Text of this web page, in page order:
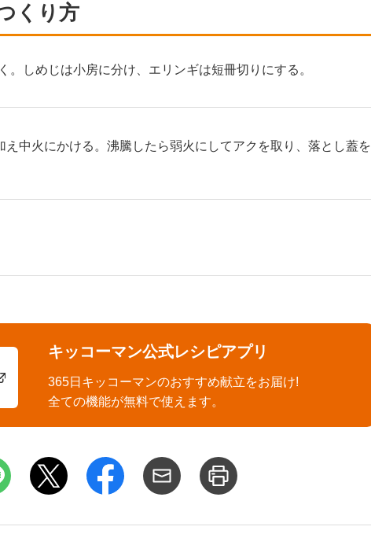
くり方
しめじは小房に分け、エリンギは短冊切りにする。
中火にかける。沸騰したら弱火にしてアクを取り、落とし蓋を
キッコーマン公式レシピアプリ
365日キッコーマンのおすすめ献立をお届け!
全ての機能が無料で使えます。